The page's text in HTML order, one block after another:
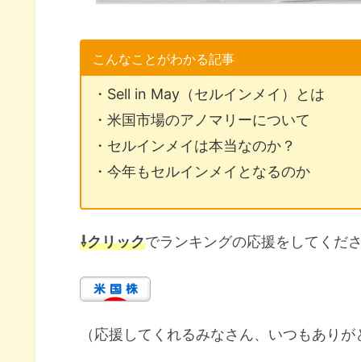
こんなことがわかる記事
・Sell in May（セルインメイ）とは
・米国市場のアノマリーについて
・セルインメイは本当なのか？
・今年もセルインメイとなるのか
⇩クリックでランキングの応援をしてくだ
（応援してくれるみなさん、いつもあり